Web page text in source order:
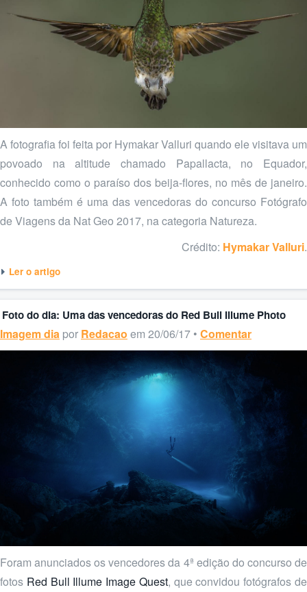
A fotografia foi feita por Hymakar Valluri quando ele visitava um
povoado na altitude chamado Papallacta, no Equador,
conhecido como o paraíso dos beija-flores, no mês de janeiro.
A foto também é uma das vencedoras do concurso Fotógrafo
de Viagens da Nat Geo 2017, na categoria Natureza.
Crédito: Hymakar Valluri.
Ler o artigo
Foto do dia: Uma das vencedoras do Red Bull Illume Photo
Imagem dia por Redacao em 20/06/17 • Comentar
Foram anunciados os vencedores da 4ª edição do concurso de
fotos Red Bull Illume Image Quest, que convidou fotógrafos de